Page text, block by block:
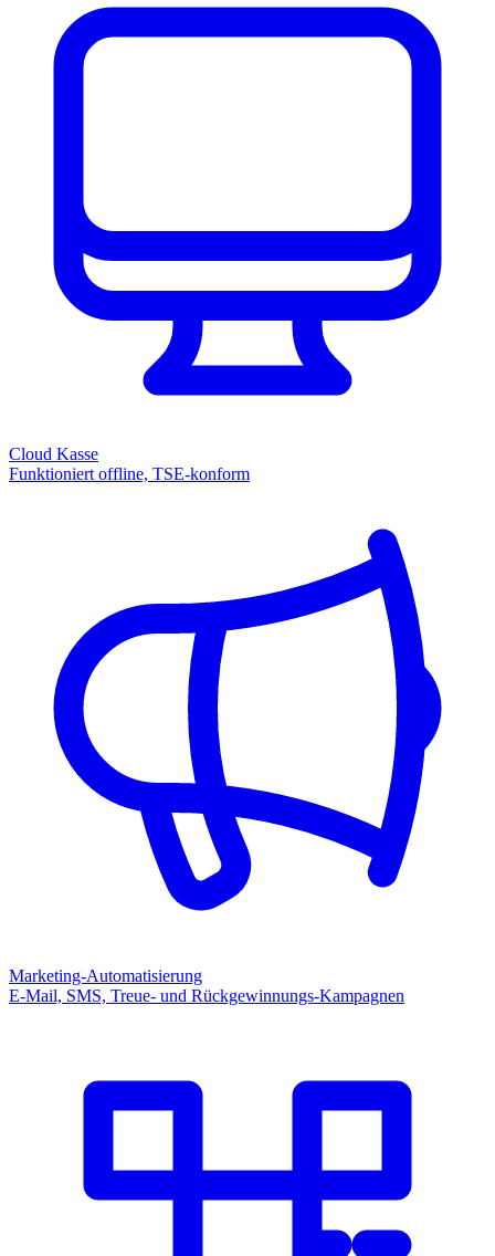
Cloud Kasse
Funktioniert offline, TSE-konform
Marketing-Automatisierung
E-Mail, SMS, Treue- und Rückgewinnungs-Kampagnen